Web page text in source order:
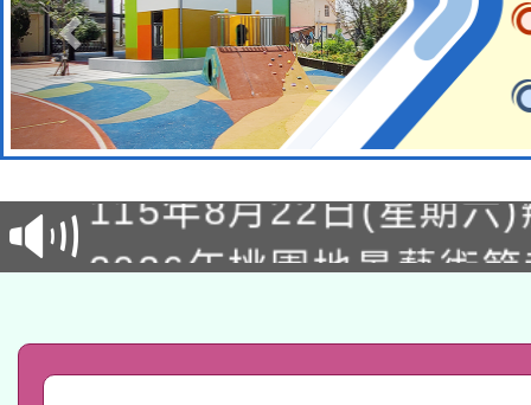
轉知經濟部水利署委託
業技術研究院辦理「
用水績優單位及節水達
115年8月22日(星期六
桃園市孔廟祈福系列
2026年桃園地景藝術
關事宜
轉知教育部國民及學前